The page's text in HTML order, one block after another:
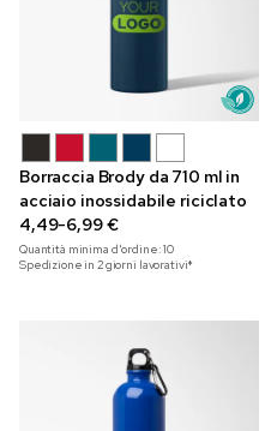
Borraccia Brody da 710 ml in
acciaio inossidabile riciclato
4,49-6,99 €
Quantità minima d'ordine:10
Spedizione in 2 giorni lavorativi*